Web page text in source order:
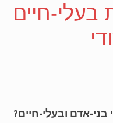
חיים
אדם ובעלי-חיים?